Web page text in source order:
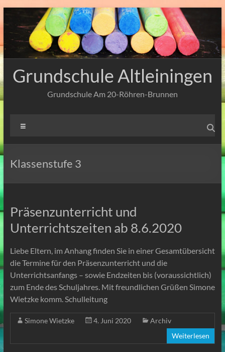
Zum
Inhalt
springen
Grundschule Altleiningen
Grundschule Am 20-Röhren-Brunnen
Klassenstufe 3
Präsenzunterricht und
Unterrichtszeiten ab 8.6.2020
Liebe Eltern, im Anhang finden Sie in einer Gesamtübersicht
die Termine für den Präsenzunterricht und die
Unterrichtsanfangs – sowie Endzeiten bis (voraussichtlich)
zum Ende des Schuljahres. Mit freundlichen Grüßen Simone
Wietzke komm. Schulleitung
Simone Wietzke 4. Juni 2020
Archiv
Weiterlesen